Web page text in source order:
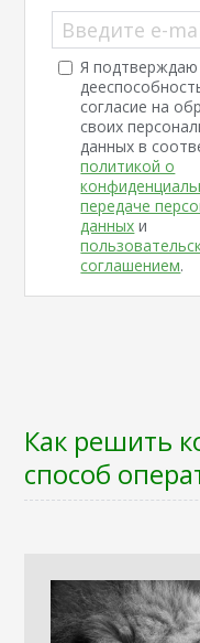
Введите e-
Я
согласие на
своих
данных в
политикой о
передаче
данных и
соглашением.
Как решить
способ